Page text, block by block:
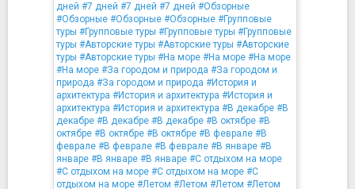
дней #7 дней #7 дней #7 дней #Обзорные
#Обзорные #Обзорные #Обзорные #Групповые
туры #Групповые туры #Групповые туры #Групповые
туры #Авторские туры #Авторские туры #Авторские
туры #Авторские туры #На море #На море #На море
#На море #За городом и природа #За городом и
природа #За городом и природа #История и
архитектура #История и архитектура #История и
архитектура #История и архитектура #В декабре #В
декабре #В декабре #В декабре #В октябре #В
октябре #В октябре #В октябре #В феврале #В
феврале #В феврале #В феврале #В январе #В
январе #В январе #В январе #С отдыхом на море
#С отдыхом на море #С отдыхом на море #С
отдыхом на море #Летом #Летом #Летом #Летом